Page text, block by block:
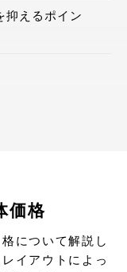
抑えるポイン
価格
について解説し
イアウトによっ